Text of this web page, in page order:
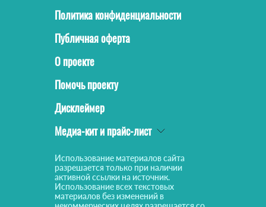
Политика конфиденциальности
Публичная оферта
О проекте
Помочь проекту
Дисклеймер
Медиа-кит и прайс-лист
Использование материалов сайта
разрешается только при наличии
активной ссылки на источник.
Использование всех текстовых
материалов без изменений в